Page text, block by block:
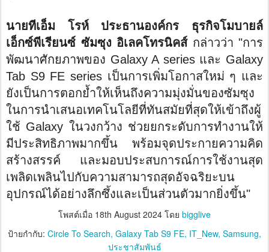
นายทีเอ็ม โรห์ ประธานองค์กร ธุรกิจโมบายล์
เอ็กซ์พีเรียนซ์ ซัมซุง อิเลคโทรนิคส์กล่าวว่า "การ
พัฒนาศักยภาพของ Galaxy A series และ Galaxy
Tab S9 FE series เป็นการเพิ่มโอกาสใหม่ ๆ และ
ยังเป็นการตอกย้ำให้เห็นถึงความมุ่งมั่นของซัมซุง
ในการนำเสนอเทคโนโลยีที่ทันสมัยที่สุดให้เข้าถึงผู้
ใช้ Galaxy ในวงกว้าง ช่วยยกระดับการทำงานให้
มีประสิทธิภาพมากขึ้น พร้อมจุดประกายความคิด
สร้างสรรค์ และมอบประสบการณ์การใช้งานสุด
เพลิดเพลินไปกับความสามารถสุดอัจฉริยะบน
อุปกรณ์ได้อย่างลึกซึ้งและเป็นส่วนตัวมากยิ่งขึ้น"
โพสต์เมื่อ 18th August 2024 โดย bigglive
ป้ายกำกับ: Circle To Search Galaxy Tab S9 FE IT_New Samsung
ประชาสัมพันธ์